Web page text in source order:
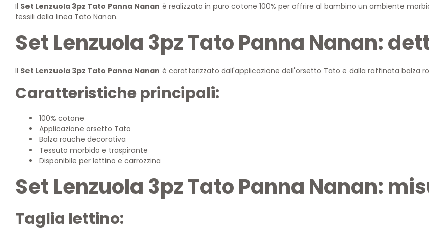
Il Set Lenzuola 3pz Tato Panna Nanan è realizzato in puro cotone 100% per offrire al bambino un ambiente
tessili della linea Tato Nanan.
Set Lenzuola 3pz Tato Panna Nanan:
Il Set Lenzuola 3pz Tato Panna Nanan è caratterizzato dall'applicazione dell'orsetto Tato e dalla raffinata balza
Caratteristiche principali:
100% cotone
Applicazione orsetto Tato
Balza rouche decorativa
Tessuto morbido e traspirante
Disponibile per lettino e carrozzina
Set Lenzuola 3pz Tato Panna Nanan:
Taglia lettino: